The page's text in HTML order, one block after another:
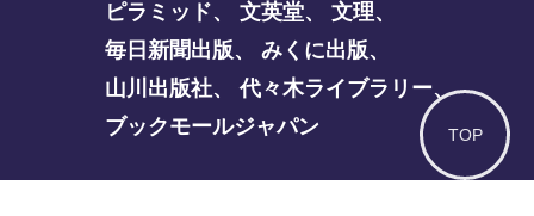
ピラミッド、 文英堂、 文理、
毎日新聞出版、 みくに出版、
山川出版社、 代々木ライブラリー、
ブックモールジャパン
TOP